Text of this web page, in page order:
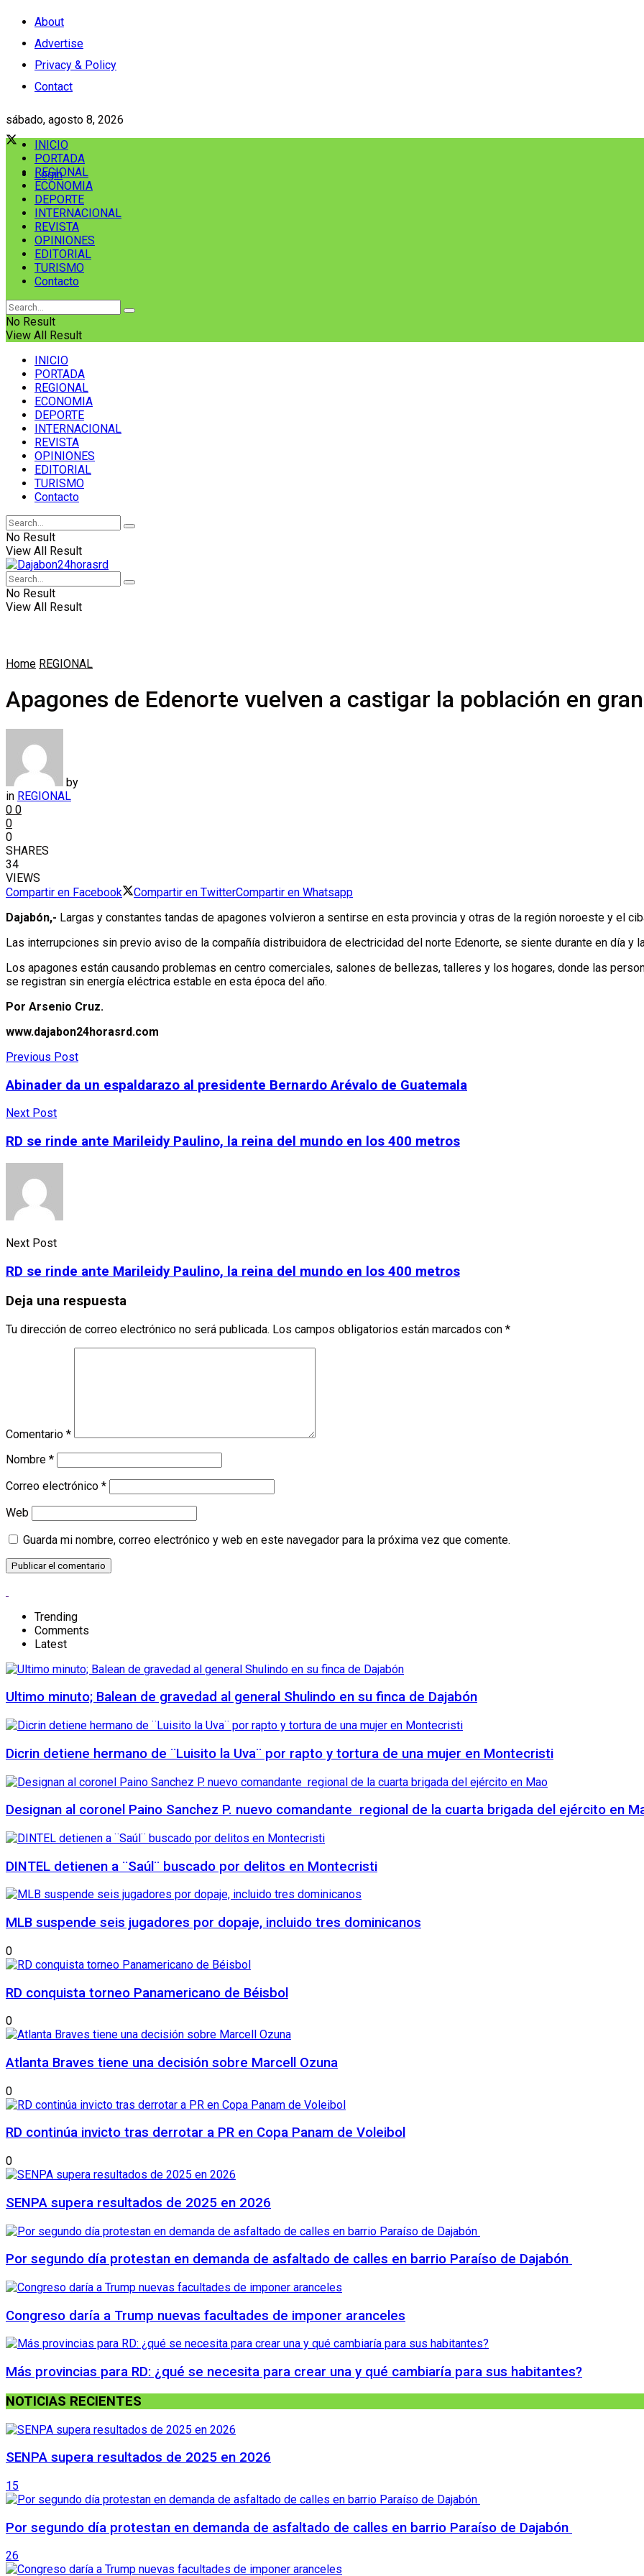
About
Advertise
Privacy & Policy
Contact
sábado, agosto 8, 2026
Login
INICIO
PORTADA
REGIONAL
ECONOMIA
DEPORTE
INTERNACIONAL
REVISTA
OPINIONES
EDITORIAL
TURISMO
Contacto
No Result
View All Result
INICIO
PORTADA
REGIONAL
ECONOMIA
DEPORTE
INTERNACIONAL
REVISTA
OPINIONES
EDITORIAL
TURISMO
Contacto
No Result
View All Result
No Result
View All Result
Home REGIONAL
Apagones de Edenorte vuelven a castigar la población en
by
in REGIONAL
0 0
0
0
SHARES
34
VIEWS
Compartir en Facebook
Compartir en TwitterCompartir en Whatsapp
Dajabón,- Largas y constantes tandas de apagones volvieron a sentirse en esta provincia y otras de la región noroeste y el
Las interrupciones sin previo aviso de la compañía distribuidora de electricidad del norte Edenorte, se siente durante en día y
Los apagones están causando problemas en centro comerciales, salones de bellezas, talleres y los hogares, donde las
se registran sin energía eléctrica estable en esta época del año.
Por Arsenio Cruz.
www.dajabon24horasrd.com
Previous Post
Abinader da un espaldarazo al presidente Bernardo Arévalo de Guatemala
Next Post
RD se rinde ante Marileidy Paulino, la reina del mundo en los 400 metros
Next Post
RD se rinde ante Marileidy Paulino, la reina del mundo en los 400 metros
Deja una respuesta
Tu dirección de correo electrónico no será publicada. Los campos obligatorios están marcados con *
Comentario *
Nombre *
Correo electrónico *
Web
Guarda mi nombre, correo electrónico y web en este navegador para la próxima vez que comente.
Trending
Comments
Latest
Ultimo minuto; Balean de gravedad al general Shulindo en su finca de Dajabón
Dicrin detiene hermano de ¨Luisito la Uva¨ por rapto y tortura de una mujer en Montecristi
Designan al coronel Paino Sanchez P. nuevo comandante regional de la cuarta brigada del ejército en
DINTEL detienen a ¨Saúl¨ buscado por delitos en Montecristi
MLB suspende seis jugadores por dopaje, incluido tres dominicanos
0
RD conquista torneo Panamericano de Béisbol
0
Atlanta Braves tiene una decisión sobre Marcell Ozuna
0
RD continúa invicto tras derrotar a PR en Copa Panam de Voleibol
0
SENPA supera resultados de 2025 en 2026
Por segundo día protestan en demanda de asfaltado de calles en barrio Paraíso de Dajabón
Congreso daría a Trump nuevas facultades de imponer aranceles
Más provincias para RD: ¿qué se necesita para crear una y qué cambiaría para sus habitantes?
NOTICIAS RECIENTES
SENPA supera resultados de 2025 en 2026
15
Por segundo día protestan en demanda de asfaltado de calles en barrio Paraíso de Dajabón
26